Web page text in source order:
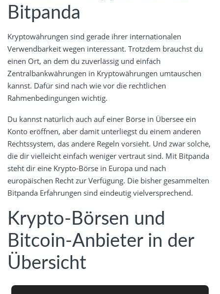
Bitpanda
Kryptowährungen sind gerade ihrer internationalen
Verwendbarkeit wegen interessant. Trotzdem brauchst du
einen Ort, an dem du zuverlässig und einfach
Zentralbankwährungen in Kryptowährungen umtauschen
kannst. Dafür sind nach wie vor die rechtlichen
Rahmenbedingungen wichtig.
Du kannst natürlich auch auf einer Börse in Übersee ein
Konto eröffnen, aber damit unterliegst du einem anderen
Rechtssystem, das andere Regeln vorsieht. Und zwar solche,
die dir vielleicht einfach weniger vertraut sind. Mit Bitpanda
steht dir eine Krypto-Börse in Europa und nach
europäischen Recht zur Verfügung. Die bisher gesammelten
Bitpanda Erfahrungen sind eindeutig vielversprechend.
Krypto-Börsen und
Bitcoin-Anbieter in der
Übersicht